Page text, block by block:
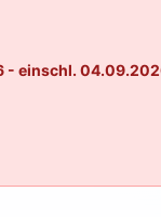
- einschl.